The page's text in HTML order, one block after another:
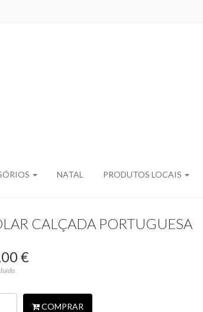
NATAL PRODUTOS LOCAIS
CALÇADA PORTUGUESA
€
COMPRAR